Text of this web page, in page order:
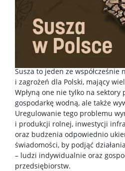
Susza to jeden ze
i zagrożeń dla Polski, mający
Wpłyną one nie tylko na
gospodarkę wodną, ale także
Uregulowanie tego problemu
i produkcji rolnej, inwestycji
oraz budzenia odpowiednio
świadomości, by podjąć
– ludzi indywidualnie oraz
przedsiębiorstw.